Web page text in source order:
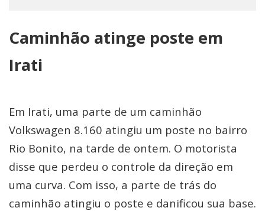
Caminhão atinge poste em
Irati
Em Irati, uma parte de um caminhão
Volkswagen 8.160 atingiu um poste no bairro
Rio Bonito, na tarde de ontem. O motorista
disse que perdeu o controle da direção em
uma curva. Com isso, a parte de trás do
caminhão atingiu o poste e danificou sua base.